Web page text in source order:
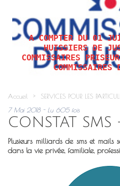
A COMPTER DU 01
HUISSIERS DE
COMMISSAIRES
COMMISSAIRES
Accueil >
SERVICES POUR LES
7 Mai 2018 - Lu 605 fois
CONSTAT SMS
Plusieurs milliards de sms et
dans la vie privée, familiale,